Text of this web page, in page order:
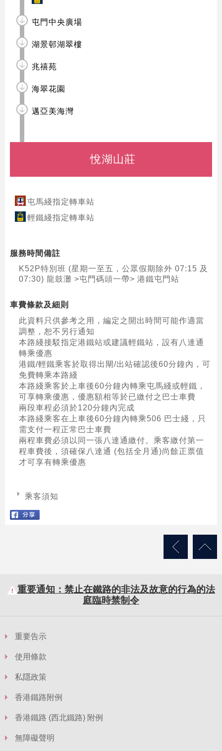
屯門中央廣場
湖景邨湖翠樓
兆禧苑
海翠花園
邁亞美海灣
悅湖山莊
屯馬綫指定轉車站
輕鐵綫指定轉車站
服務時間備註
K52P特別班 (星期一至五，公眾假期除外 07:15 及
07:30) 龍鼓灘 >屯門碼頭一帶> 港鐵屯門站
車費條款及細則
此資料只供參考之用，編定之開出時間可能作適當
調整，恕不另行通知
本路綫接駁指定港鐵站或建議輕鐵站，設有八達通
轉乘優惠
港鐵/輕鐵乘客於取得出閘/出站確認後60分鐘內，可
免費轉乘本路綫
本路綫乘客於上車後60分鐘內轉乘屯馬綫或輕鐵，
可享轉乘優惠，優惠額相等於已繳付之巴士車費
兩段車程必須於120分鐘內完成
本路綫乘客在上車後60分鐘內轉乘506 巴士綫，只
需支付一程正常巴士車費
兩程車費必須以同一張八達通繳付。乘客繳付第一
程車費後，須確保八達通 (包括全月通)尚餘正票值
才可享有轉乘優惠
乘客須知
重要通知：禁止在鐵路的非法及故意的行為的法
庭臨時禁制令
重要告示
使用條款
私隱政策
香港鐵路附例
香港鐵路 (西北鐵路) 附例
無障礙聲明